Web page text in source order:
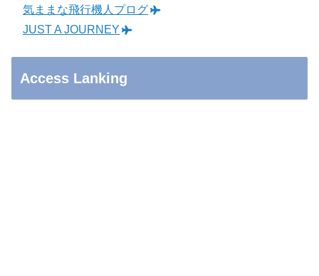
気ままな飛行機人プログ
JUST A JOURNEY
Access Lanking